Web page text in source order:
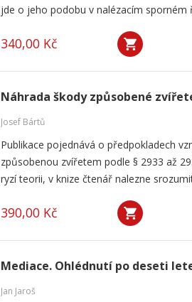
jde o jeho podobu v nalézacím sporném
340,00 Kč
Náhrada škody způsobené
Josef Bártů
Publikace pojednává o předpokladech
způsobenou zvířetem podle § 2933 až
ryzí teorii, v knize čtenář nalezne
390,00 Kč
Mediace. Ohlédnutí po deseti
Jan Jaroš